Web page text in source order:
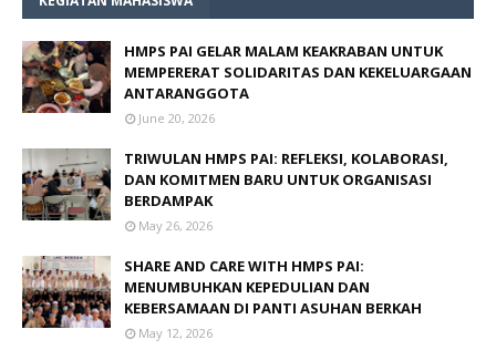
HMPS PAI GELAR MALAM KEAKRABAN UNTUK
MEMPERERAT SOLIDARITAS DAN KEKELUARGAAN
ANTARANGGOTA
June 20, 2026
TRIWULAN HMPS PAI: REFLEKSI, KOLABORASI,
DAN KOMITMEN BARU UNTUK ORGANISASI
BERDAMPAK
May 26, 2026
SHARE AND CARE WITH HMPS PAI:
MENUMBUHKAN KEPEDULIAN DAN
KEBERSAMAAN DI PANTI ASUHAN BERKAH
May 12, 2026